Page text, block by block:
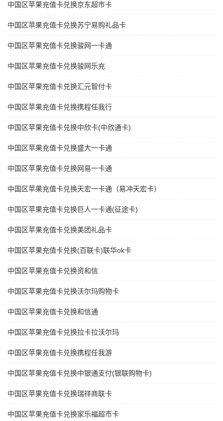
中国区苹果充值卡兑换京东超市卡
中国区苹果充值卡兑换苏宁易购礼品卡
中国区苹果充值卡兑换骏网一卡通
中国区苹果充值卡兑换骏网乐充
中国区苹果充值卡兑换汇元智付卡
中国区苹果充值卡兑换携程任我行
中国区苹果充值卡兑换中欣卡(中欣通卡)
中国区苹果充值卡兑换盛大一卡通
中国区苹果充值卡兑换网易一卡通
中国区苹果充值卡兑换天宏一卡通（易冲天宏卡）
中国区苹果充值卡兑换巨人一卡通(征途卡)
中国区苹果充值卡兑换美团礼品卡
中国区苹果充值卡兑换(百联卡)联华ok卡
中国区苹果充值卡兑换资和信
中国区苹果充值卡兑换沃尔玛购物卡
中国区苹果充值卡兑换和信通
中国区苹果充值卡兑换拉卡拉沃尔玛
中国区苹果充值卡兑换携程任我游
中国区苹果充值卡兑换中银通支付(银联购物卡)
中国区苹果充值卡兑换瑞祥商联卡
中国区苹果充值卡兑换家乐福超市卡